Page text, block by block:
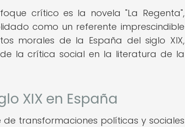
crítico es la novela "La Regenta",
como un referente imprescindible
morales de la España del siglo XIX,
la crítica social en la literatura de la
XIX en España
de transformaciones políticas y sociales